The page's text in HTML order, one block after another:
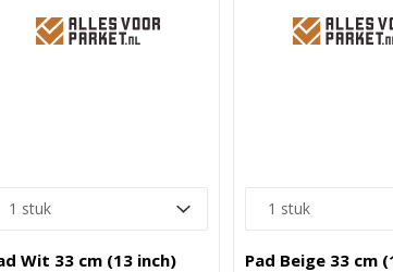
Wit 33 cm (13 inch) Pad Beige 33 cm